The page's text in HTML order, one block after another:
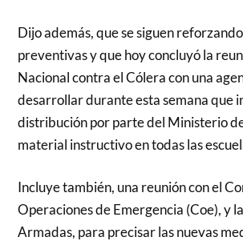
Dijo además, que se siguen
preventivas y que hoy concluyó la
Nacional contra el Cólera con una
desarrollar durante esta semana que
distribución por parte del Ministerio
material instructivo en todas las
Incluye también, una reunión con el
Operaciones de Emergencia (Coe), y
Armadas, para precisar las nuevas